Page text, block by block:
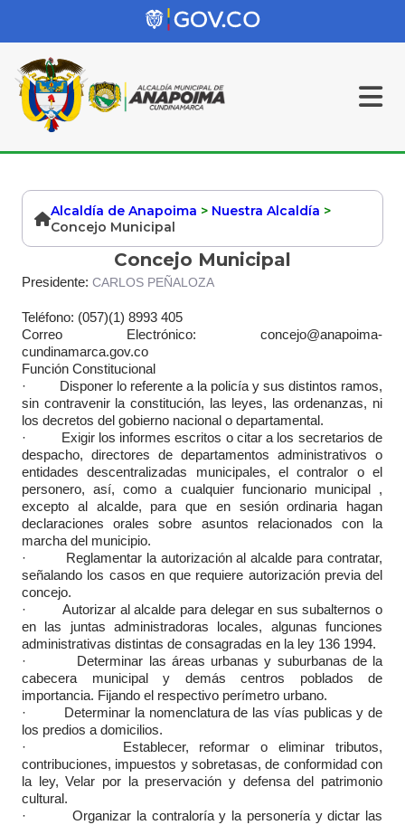
Alcaldía de Anapoima > Nuestra Alcaldía >
Concejo Municipal
Concejo Municipal
Presidente: CARLOS PEÑALOZA
Teléfono: (057)(1) 8993 405
Correo Electrónico: concejo@anapoima-
cundinamarca.gov.co
Función Constitucional
· Disponer lo referente a la policía y sus distintos ramos,
sin contravenir la constitución, las leyes, las ordenanzas, ni
los decretos del gobierno nacional o departamental.
· Exigir los informes escritos o citar a los secretarios de
despacho, directores de departamentos administrativos o
entidades descentralizadas municipales, el contralor o el
personero, así, como a cualquier funcionario municipal ,
excepto al alcalde, para que en sesión ordinaria hagan
declaraciones orales sobre asuntos relacionados con la
marcha del municipio.
· Reglamentar la autorización al alcalde para contratar,
señalando los casos en que requiere autorización previa del
concejo.
· Autorizar al alcalde para delegar en sus subalternos o
en las juntas administradoras locales, algunas funciones
administrativas distintas de consagradas en la ley 136 1994.
· Determinar las áreas urbanas y suburbanas de la
cabecera municipal y demás centros poblados de
importancia. Fijando el respectivo perímetro urbano.
· Determinar la nomenclatura de las vías publicas y de
los predios a domicilios.
· Establecer, reformar o eliminar tributos,
contribuciones, impuestos y sobretasas, de conformidad con
la ley, Velar por la preservación y defensa del patrimonio
cultural.
· Organizar la contraloría y la personería y dictar las